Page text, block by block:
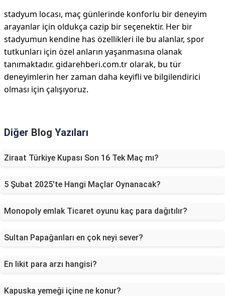
stadyum locası, maç günlerinde konforlu bir deneyim
arayanlar için oldukça cazip bir seçenektir. Her bir
stadyumun kendine has özellikleri ile bu alanlar, spor
tutkunları için özel anların yaşanmasına olanak
tanımaktadır. gidarehberi.com.tr olarak, bu tür
deneyimlerin her zaman daha keyifli ve bilgilendirici
olması için çalışıyoruz.
Diğer Blog Yazıları
Ziraat Türkiye Kupası Son 16 Tek Maç mı?
5 Şubat 2025'te Hangi Maçlar Oynanacak?
Monopoly emlak Ticaret oyunu kaç para dağıtılır?
Sultan Papağanları en çok neyi sever?
En likit para arzı hangisi?
Kapuska yemeği içine ne konur?